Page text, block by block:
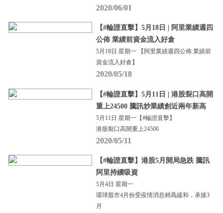
2020/06/01
【#輪證直擊】5月18日 | 阿里業績週四
公佈 業績前資金流入好倉
5月18日 星期一 【阿里業績週四公佈 業績前
資金流入好倉】
2020/05/18
【#輪證直擊】5月11日 | 港股裂口高開
重上24500 騰訊炒業績創近兩年新高
5月11日 星期一【#輪證直擊】
港股裂口高開重上24500
2020/05/11
【#輪證直擊】港股5月開局急跌 騰訊
阿里持續吸資
5月4日 星期一
環球股市4月份受疫情消息稍爲緩和，承接3
月